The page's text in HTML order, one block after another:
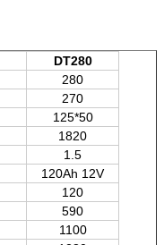
DT280
280
270
125*50
1820
1.5
120Ah 12V
120
590
1100